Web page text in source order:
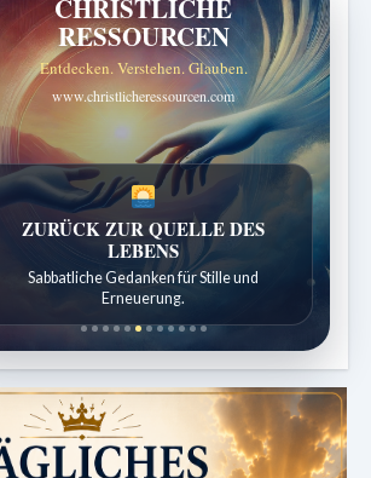
CHRISTLICHE
RESSOURCEN
Entdecken. Verstehen. Glauben.
www.christlicheressourcen.com
SPUREN DER SCHÖPFUNG
Entdeckungen aus der Natur.